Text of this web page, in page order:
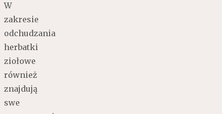
W
zakresie
odchudzania
herbatki
ziołowe
również
znajdują
swe